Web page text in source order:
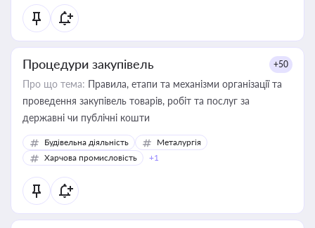
Процедури закупівель +50
Про що тема: Правила, етапи та механізми організації та
проведення закупівель товарів, робіт та послуг за
державні чи публічні кошти
Будівельна діяльність
Металургія
Харчова промисловість
+1